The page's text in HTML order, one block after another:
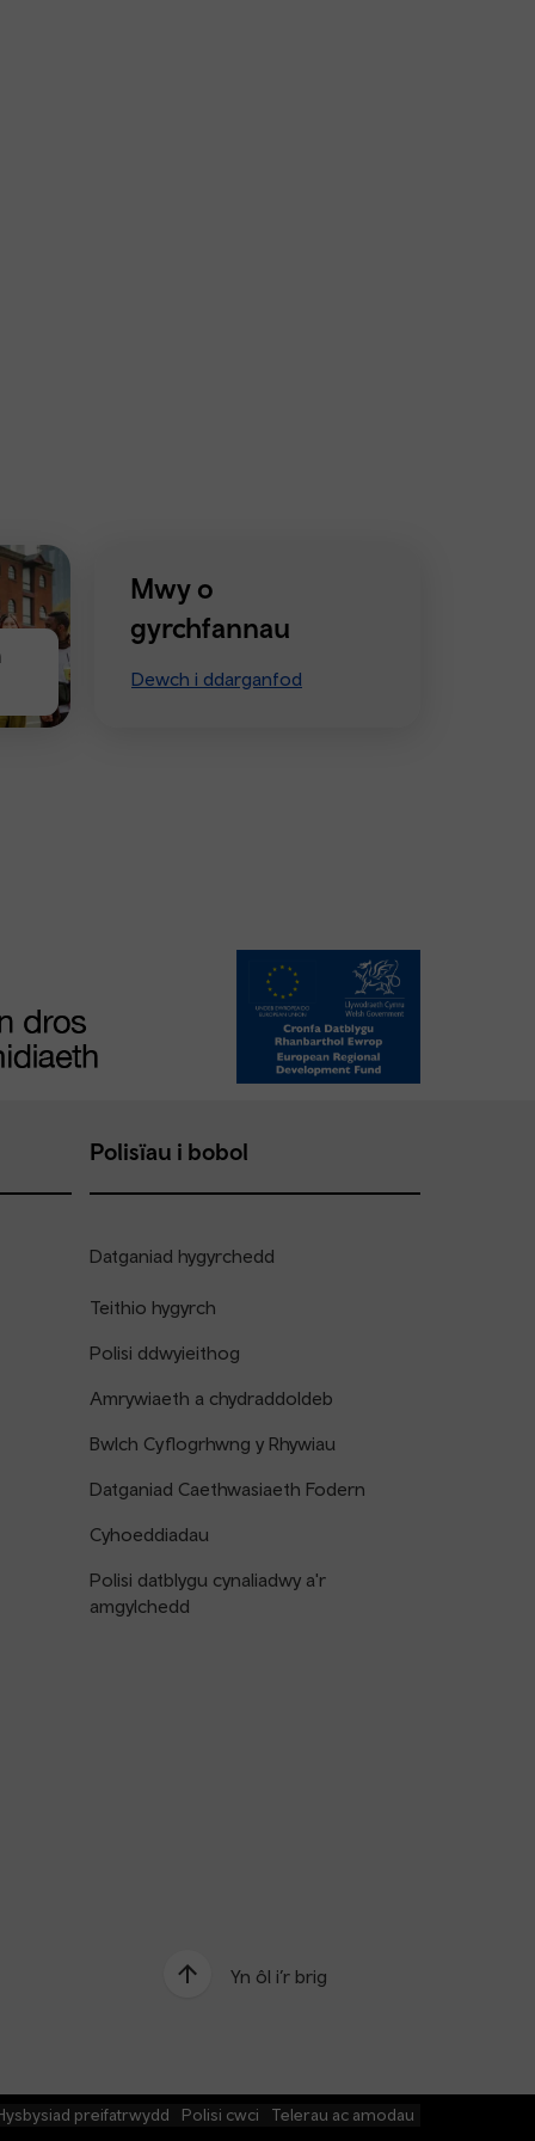
Mwy o
gyrchfannau
Dewch i ddarganfod
Polisïau i bobol
Datganiad hygyrchedd
Teithio hygyrch
Polisi ddwyieithog
Amrywiaeth a chydraddoldeb
Bwlch Cyflogrhwng y Rhywiau
Datganiad Caethwasiaeth Fodern
Cyhoeddiadau
Polisi datblygu cynaliadwy a'r
amgylchedd
Yn ôl i’r brig
preifatrwydd Polisi cwci Telerau ac amodau